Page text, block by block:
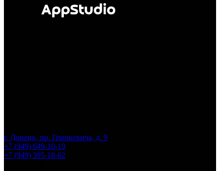
г. Донецк, пр. Гринкевича, д. 9
+7 (949) 649-10-19
+7 (949) 395-18-62